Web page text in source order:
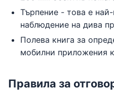
Търпение - това е
наблюдение на дива
Полева книга за
мобилни приложения
Правила за